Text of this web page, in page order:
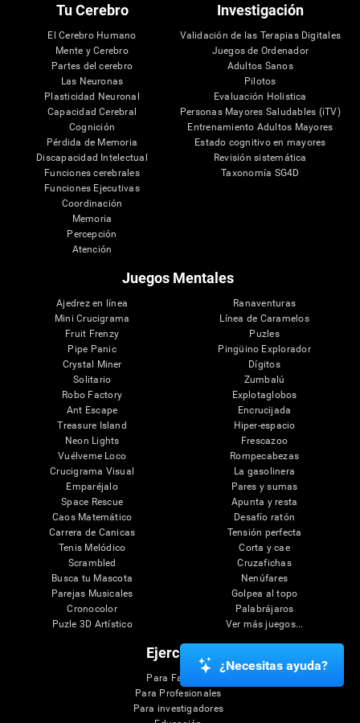
Tu Cerebro
El Cerebro Humano
Mente y Cerebro
Partes del cerebro
Las Neuronas
Plasticidad Neuronal
Capacidad Cerebral
Cognición
Pérdida de Memoria
Discapacidad Intelectual
Funciones cerebrales
Funciones Ejecutivas
Coordinación
Memoria
Percepción
Atención
Investigación
Validación de las Terapias Digitales
Juegos de Ordenador
Adultos Sanos
Pilotos
Evaluación Holistica
Personas Mayores Saludables (iTV)
Entrenamiento Adultos Mayores
Estado cognitivo en mayores
Revisión sistemática
Taxonomía SG4D
Juegos Mentales
Ajedrez en línea
Mini Crucigrama
Fruit Frenzy
Pipe Panic
Crystal Miner
Solitario
Robo Factory
Ant Escape
Treasure Island
Neon Lights
Vuélveme Loco
Crucigrama Visual
Emparéjalo
Space Rescue
Caos Matemático
Carrera de Canicas
Tenis Melódico
Scrambled
Busca tu Mascota
Parejas Musicales
Cronocolor
Puzle 3D Artístico
Ranaventuras
Línea de Caramelos
Puzles
Pingüino Explorador
Dígitos
Zumbalú
Explotaglobos
Encrucijada
Hiper-espacio
Frescazoo
Rompecabezas
La gasolinera
Pares y sumas
Apunta y resta
Desafío ratón
Tensión perfecta
Corta y cae
Cruzafichas
Nenúfares
Golpea al topo
Palabrájaros
Ver más juegos...
Ejercicios
Para Familias
Para Profesionales
Para investigadores
¿Necesitas ayuda?